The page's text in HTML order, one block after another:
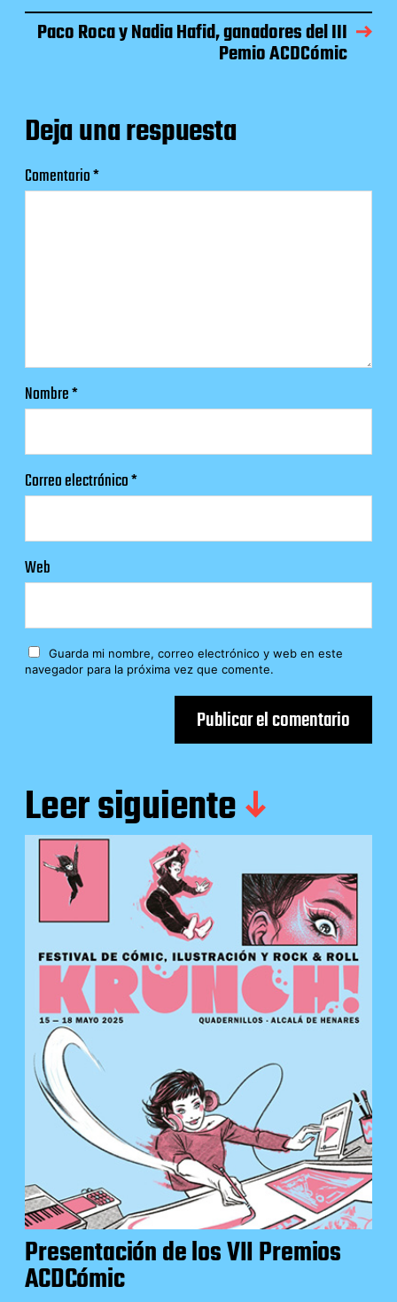
Paco Roca y Nadia Hafid, ganadores del III
Pemio ACDCómic
Deja una respuesta
Comentario*
Nombre*
Correo electrónico*
Web
Guarda mi nombre, correo electrónico y web en este
navegador para la próxima vez que comente.
Leer siguiente
Presentación de los VII Premios
ACDCómic